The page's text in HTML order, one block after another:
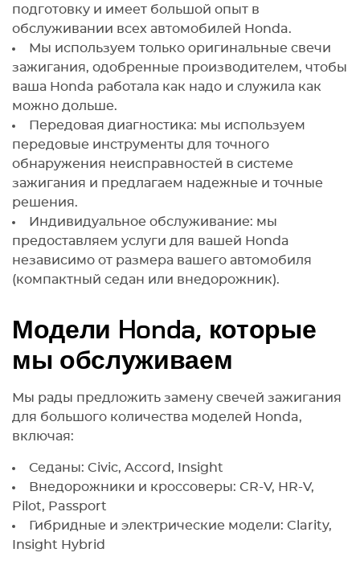
подготовку и имеет большой опыт в
обслуживании всех автомобилей Honda.
Мы используем только оригинальные свечи
зажигания, одобренные производителем, чтобы
ваша Honda работала как надо и служила как
можно дольше.
Передовая диагностика: мы используем
передовые инструменты для точного
обнаружения неисправностей в системе
зажигания и предлагаем надежные и точные
решения.
Индивидуальное обслуживание: мы
предоставляем услуги для вашей Honda
независимо от размера вашего автомобиля
(компактный седан или внедорожник).
Модели Honda, которые
мы обслуживаем
Мы рады предложить замену свечей зажигания
для большого количества моделей Honda,
включая:
Седаны: Civic, Accord, Insight
Внедорожники и кроссоверы: CR-V, HR-V,
Pilot, Passport
Гибридные и электрические модели: Clarity,
Insight Hybrid